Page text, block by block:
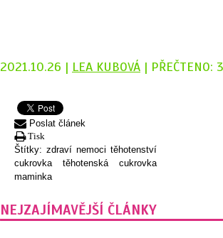
2021.10.26 | LEA KUBOVÁ | PŘEČTENO:
Poslat článek
Tisk
Štítky: zdraví nemoci těhotenství
cukrovka těhotenská cukrovka
maminka
NEJZAJÍMAVĚJŠÍ ČLÁNKY